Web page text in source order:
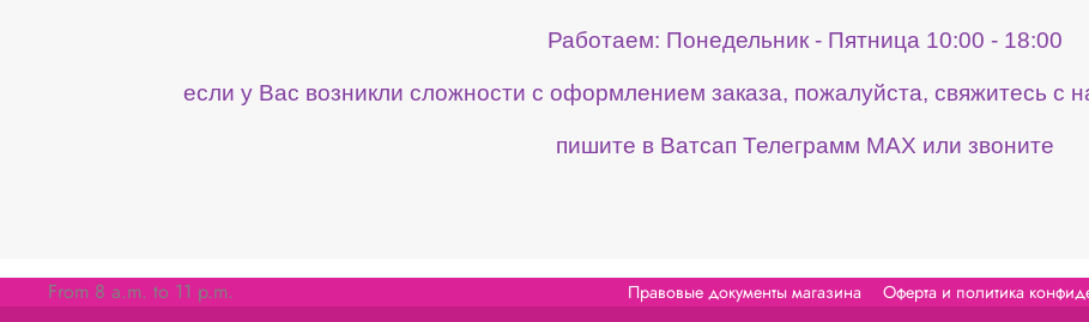
Работаем: Понедельник - Пятница 10:00 - 18:00
если у Вас возникли сложности с оформлением заказа, пожалуйста, свяжитесь с
пишите в Ватсап Телеграмм МАХ или звоните
Правовые документы магазина Оферта и политика
From 8 a.m. to 11 p.m.